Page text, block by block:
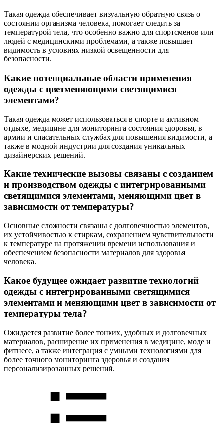
Такая одежда обеспечивает визуальную обратную связь о
состоянии организма человека, помогает следить за
температурой тела, что особенно важно для спортсменов или
людей с медицинскими проблемами, а также повышает
видимость в условиях низкой освещенности для
безопасности.
Какие потенциальные области применения
одежды с цветменяющими светящимися
элементами?
Такая одежда может использоваться в спорте и активном
отдыхе, медицине для мониторинга состояния здоровья, в
армии и спасательных службах для повышения видимости, а
также в модной индустрии для создания уникальных
дизайнерских решений.
Какие технические вызовы связаны с созданием
и производством одежды с интегрированными
светящимися элементами, меняющими цвет в
зависимости от температуры?
Основные сложности связаны с долговечностью элементов,
их устойчивостью к стиркам, сохранением чувствительности
к температуре на протяжении времени использования и
обеспечением безопасности материалов для здоровья
человека.
Какое будущее ожидает развитие технологий
одежды с интегрированными светящимися
элементами и меняющими цвет в зависимости от
температуры тела?
Ожидается развитие более тонких, удобных и долговечных
материалов, расширение их применения в медицине, моде и
фитнесе, а также интеграция с умными технологиями для
более точного мониторинга здоровья и создания
персонализированных решений.